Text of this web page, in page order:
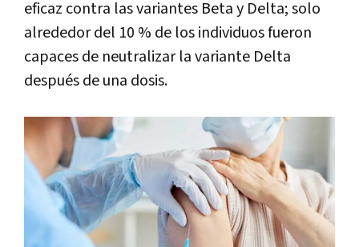
eficaz contra las variantes Beta y Delta; solo
alrededor del 10 % de los individuos fueron
capaces de neutralizar la variante Delta
después de una dosis.